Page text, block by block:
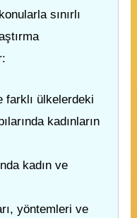
sınırlı
farklı ülkelerdeki
kadınların
kadın ve
yöntemleri ve